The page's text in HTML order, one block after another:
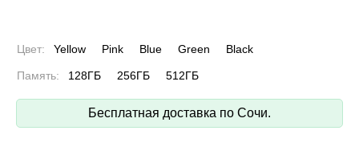
Цвет: Yellow Pink Blue Green Black
Память: 128ГБ 256ГБ 512ГБ
Бесплатная доставка по Сочи.